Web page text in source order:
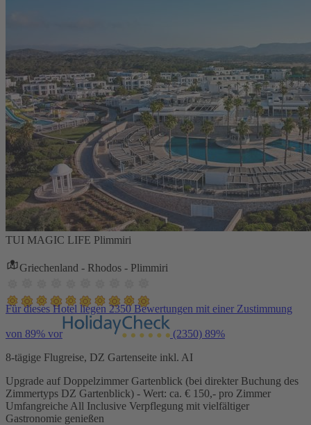
TUI MAGIC LIFE Plimmiri
Griechenland - Rhodos - Plimmiri
Für dieses Hotel liegen 2350 Bewertungen mit einer Zustimmung
von 89% vor (2350) 89%
8-tägige Flugreise, DZ Gartenseite inkl. AI
Upgrade auf Doppelzimmer Gartenblick (bei direkter Buchung des
Zimmertyps DZ Gartenblick) - Wert: ca. € 150,- pro Zimmer
Umfangreiche All Inclusive Verpflegung mit vielfältiger
Gastronomie genießen